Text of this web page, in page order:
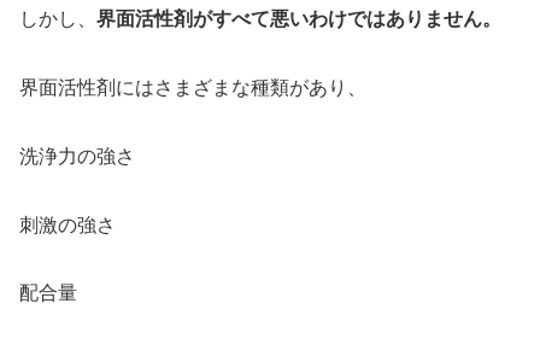
しかし、 界面活性剤がすべて悪いわけではありません。
界面活性剤にはさまざまな種類があり、
洗浄力の強さ
刺激の強さ
配合量